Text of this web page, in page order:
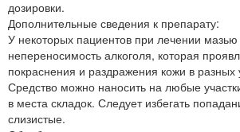
дозировки.
Дополнительные сведения к препарату:
У некоторых пациентов при лечении
непереносимость алкоголя, которая
покраснения и раздражения кожи в разных
Средство можно наносить на любые
в места складок. Следует избегать
слизистые.